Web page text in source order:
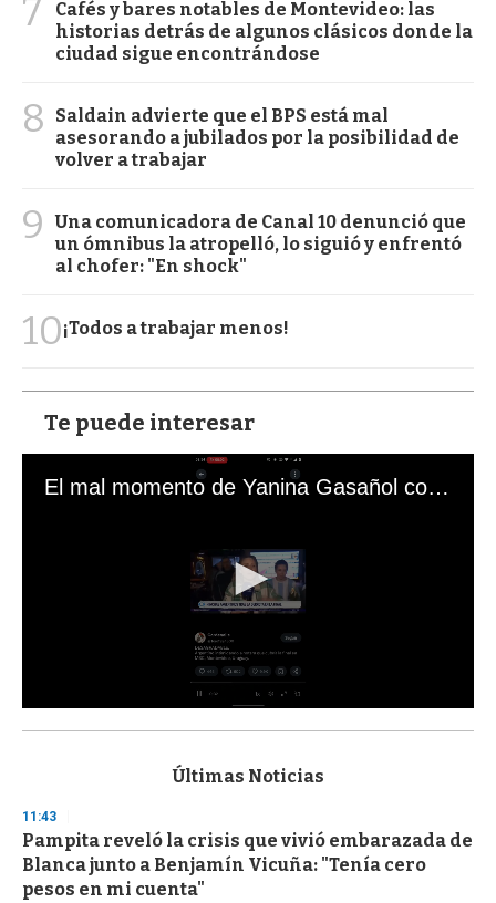
7
Cafés y bares notables de Montevideo: las
historias detrás de algunos clásicos donde la
ciudad sigue encontrándose
8
Saldain advierte que el BPS está mal
asesorando a jubilados por la posibilidad de
volver a trabajar
9
Una comunicadora de Canal 10 denunció que
un ómnibus la atropelló, lo siguió y enfrentó
al chofer: "En shock"
10¡Todos a trabajar menos!
Te puede interesar
El mal momento de Yanina Gasañol con un hincha argentino en "Subrayado"
s
d
s
o
f
3
Últimas Noticias
11:43
Pampita reveló la crisis que vivió embarazada de
Blanca junto a Benjamín Vicuña: "Tenía cero
pesos en mi cuenta"